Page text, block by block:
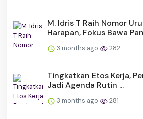
M. Idris T Raih Nomor
Harapan, Fokus Bawa
3 months ago 282
Tingkatkan Etos Kerja,
Jadi Agenda Rutin ...
3 months ago 281